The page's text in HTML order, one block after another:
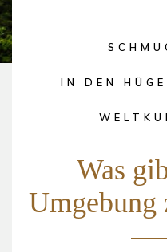
IN DEN
Was
Umgebung